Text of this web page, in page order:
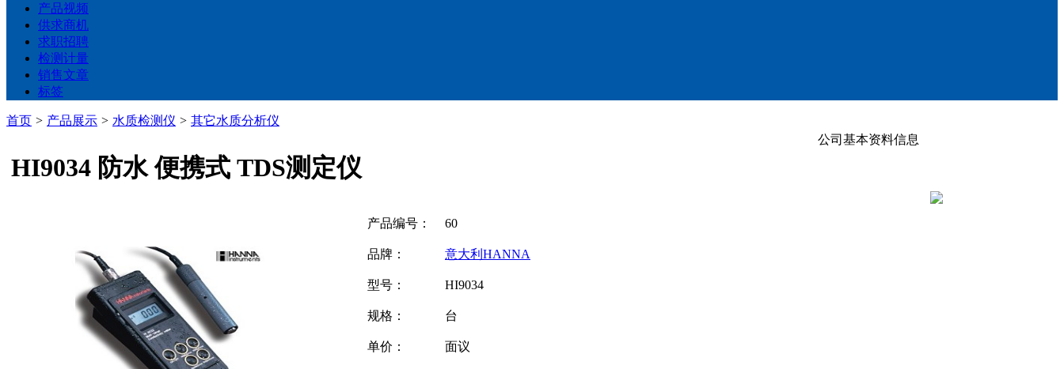
产品视频
供求商机
求职招聘
检测计量
销售文章
标签
首页 > 产品展示 > 水质检测仪 > 其它水质分析仪
HI9034 防水 便携式 TDS测定仪
产品编号： 60
品牌： 意大利HANNA
型号： HI9034
规格： 台
单价： 面议
公司基本资料信息